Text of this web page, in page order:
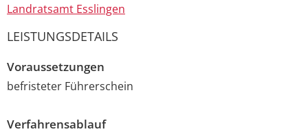
Landratsamt Esslingen
LEISTUNGSDETAILS
Voraussetzungen
befristeter Führerschein
Verfahrensablauf